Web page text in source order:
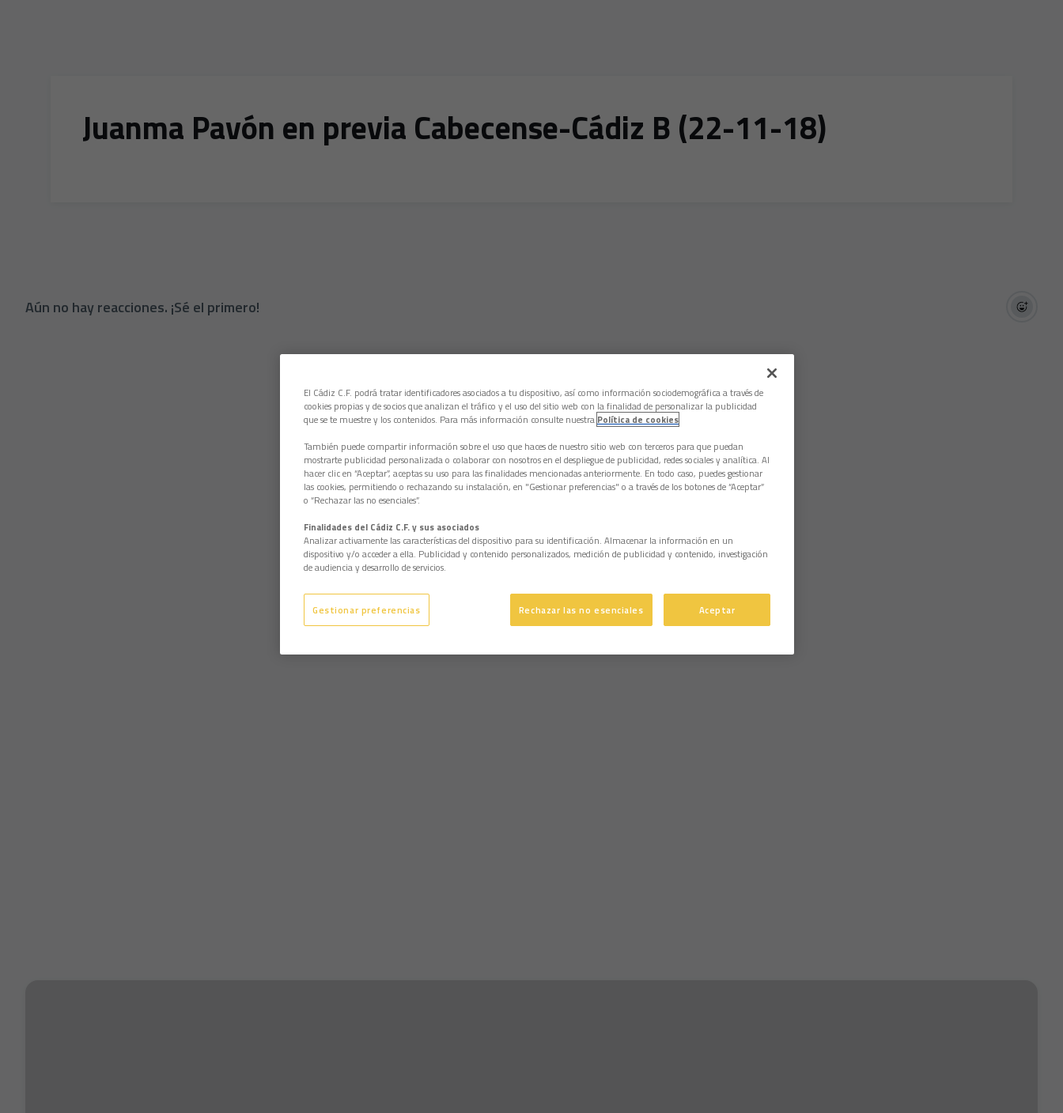
Juanma Pavón en previa Cabecense-Cádiz B (22-11-18)
Aún no hay reacciones. ¡Sé el primero!
El Cádiz C.F. podrá tratar identificadores asociados a tu dispositivo, así como información sociodemográfica a través de
cookies propias y de socios que analizan el tráfico y el uso del sitio web con la finalidad de personalizar la publicidad
que se te muestre y los contenidos. Para más información consulte nuestra Política de cookies
También puede compartir información sobre el uso que haces de nuestro sitio web con terceros para que puedan
mostrarte publicidad personalizada o colaborar con nosotros en el despliegue de publicidad, redes sociales y analítica. Al
hacer clic en “Aceptar”, aceptas su uso para las finalidades mencionadas anteriormente. En todo caso, puedes gestionar
las cookies, permitiendo o rechazando su instalación, en "Gestionar preferencias" o a través de los botones de “Aceptar”
o “Rechazar las no esenciales”.
Finalidades del Cádiz C.F. y sus asociados
Analizar activamente las características del dispositivo para su identificación. Almacenar la información en un
dispositivo y/o acceder a ella. Publicidad y contenido personalizados, medición de publicidad y contenido, investigación
de audiencia y desarrollo de servicios.
Gestionar preferencias Rechazar las no esenciales Aceptar